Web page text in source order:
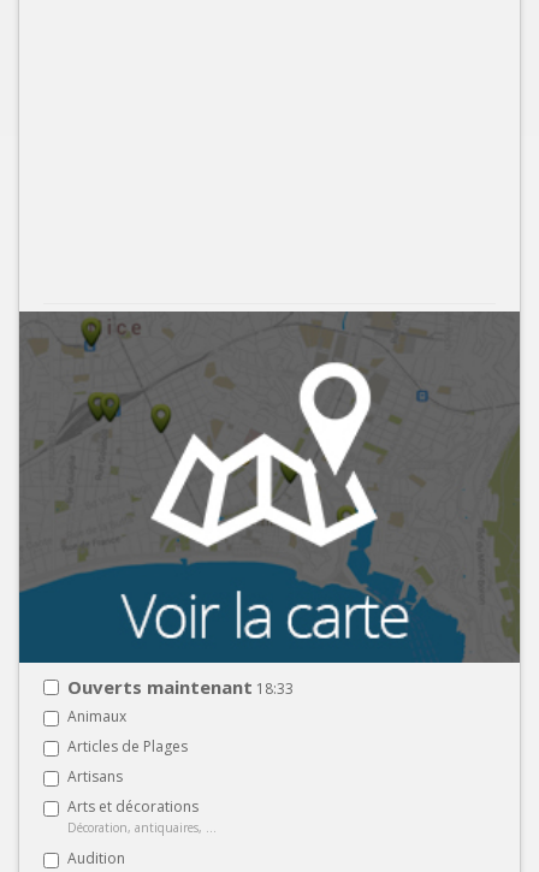
Ouverts maintenant 18:33
Animaux
Articles de Plages
Artisans
Arts et décorations
Décoration, antiquaires, ...
Audition